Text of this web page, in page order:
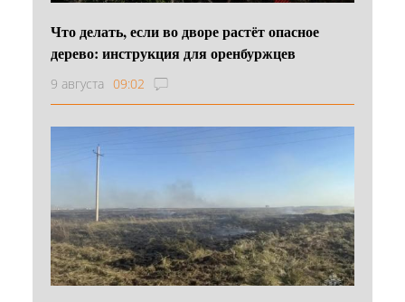
Что делать, если во дворе растёт опасное
дерево: инструкция для оренбуржцев
9 августа 09:02